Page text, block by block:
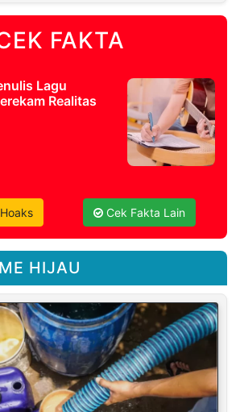
FAKTA
Lagu
Realitas
Cek Fakta Lain
HIJAU